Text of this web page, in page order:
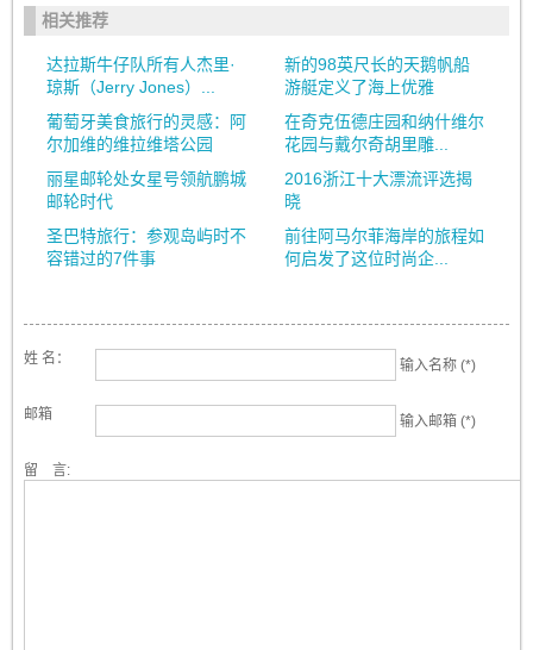
相关推荐
达拉斯牛仔队所有人杰里·
琼斯（Jerry Jones）...
新的98英尺长的天鹅帆船
游艇定义了海上优雅
葡萄牙美食旅行的灵感：阿
尔加维的维拉维塔公园
在奇克伍德庄园和纳什维尔
花园与戴尔奇胡里雕...
丽星邮轮处女星号领航鹏城
邮轮时代
2016浙江十大漂流评选揭
晓
圣巴特旅行：参观岛屿时不
容错过的7件事
前往阿马尔菲海岸的旅程如
何启发了这位时尚企...
姓 名： 输入名称 (*)
邮箱 输入邮箱 (*)
留 言: